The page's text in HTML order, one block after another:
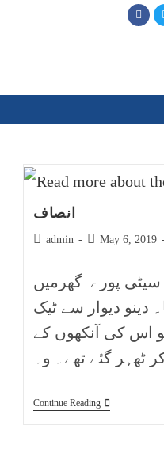
انصاف
admin May 6, 2019
سیٹی پورے گھرمیں
دینو دیوار سے ٹیک
اس کی آنکھوں کے
Continue Reading